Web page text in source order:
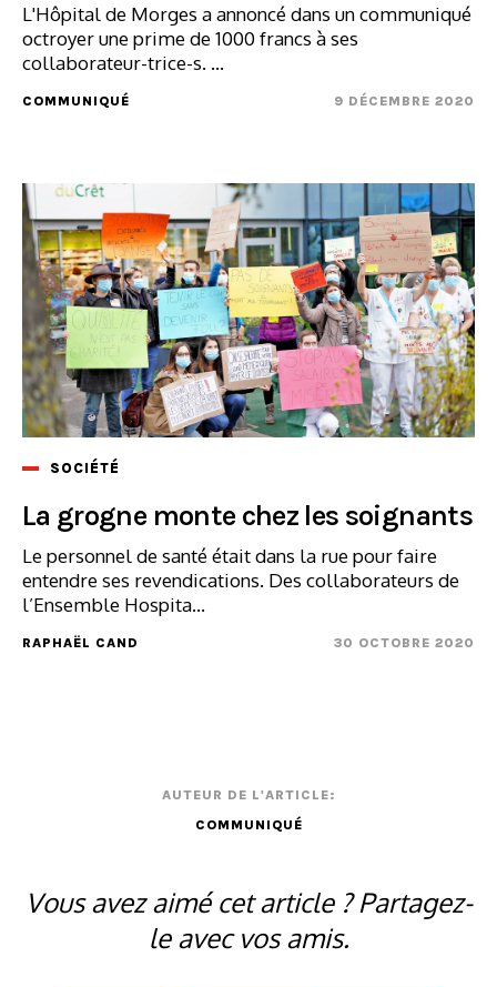
L'Hôpital de Morges a annoncé dans un communiqué
octroyer une prime de 1000 francs à ses
collaborateur-trice-s. ...
COMMUNIQUÉ 9 DÉCEMBRE 2020
SOCIÉTÉ
La grogne monte chez les soignants
Le personnel de santé était dans la rue pour faire
entendre ses revendications. Des collaborateurs de
l’Ensemble Hospita...
RAPHAËL CAND 30 OCTOBRE 2020
AUTEUR DE L'ARTICLE:
COMMUNIQUÉ
Vous avez aimé cet article ? Partagez-
le avec vos amis.